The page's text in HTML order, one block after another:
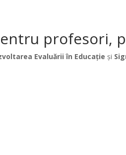
profesori,
Evaluării în Educație și